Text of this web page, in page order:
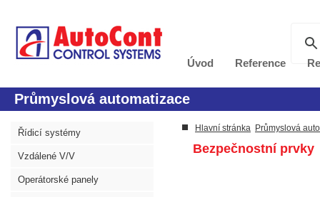
Úvod Reference
Průmyslová automatizace
Řídicí systémy
Vzdálené V/V
Operátorské panely
Hlavní stránka Průmyslová
Bezpečnostní prvky